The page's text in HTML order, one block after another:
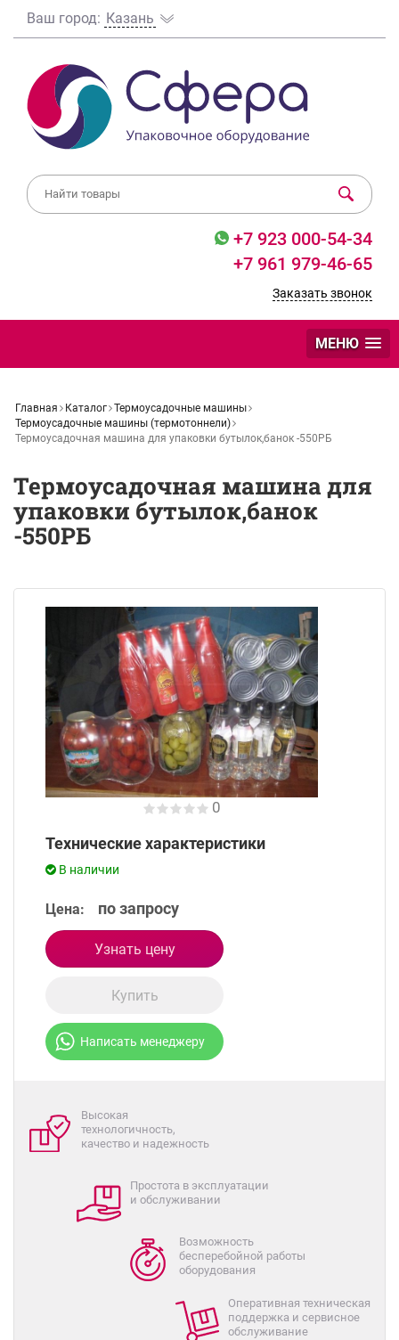
Ваш город: Казань
+7 923 000-54-34
+7 961 979-46-65
Заказать звонок
МЕНЮ
Главная Каталог Термоусадочные машины
Термоусадочные машины (термотоннели)
Термоусадочная машина для упаковки бутылок,банок -550РБ
Термоусадочная машина для
упаковки бутылок,банок
-550РБ
0
Технические характеристики
В наличии
Цена: по запросу
Узнать цену
Купить
Написать менеджеру
Высокая
технологичность,
качество и надежность
Простота в эксплуатации
и обслуживании
Возможность
бесперебойной работы
оборудования
Оперативная техническая
поддержка и сервисное
обслуживание